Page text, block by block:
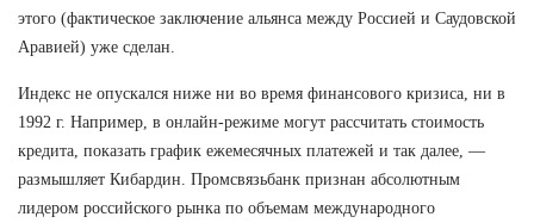
этого (фактическое заключение альянса между Россией и Саудовской
Аравией) уже сделан.
Индекс не опускался ниже ни во время финансового кризиса, ни в
1992 г. Например, в онлайн-режиме могут рассчитать стоимость
кредита, показать график ежемесячных платежей и так далее, —
размышляет Кибардин. Промсвязьбанк признан абсолютным
лидером российского рынка по объемам международного